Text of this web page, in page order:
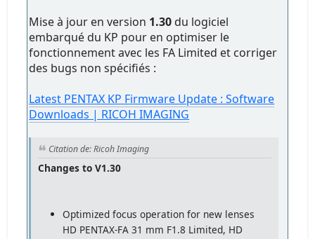
Mise à jour en version 1.30 du logiciel
embarqué du KP pour en optimiser le
fonctionnement avec les FA Limited et corriger
des bugs non spécifiés :
Latest PENTAX KP Firmware Update : Software
Downloads | RICOH IMAGING
Citation de: Ricoh Imaging
Changes to V1.30
Optimized focus operation for new lenses
HD PENTAX-FA 31 mm F1.8 Limited, HD